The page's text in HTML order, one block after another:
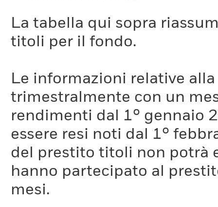
La tabella qui sopra
titoli per il fondo.
Le informazioni relative
trimestralmente con un
rendimenti dal 1° gennaio
essere resi noti dal 1°
del prestito titoli non potrà
hanno partecipato al
mesi.